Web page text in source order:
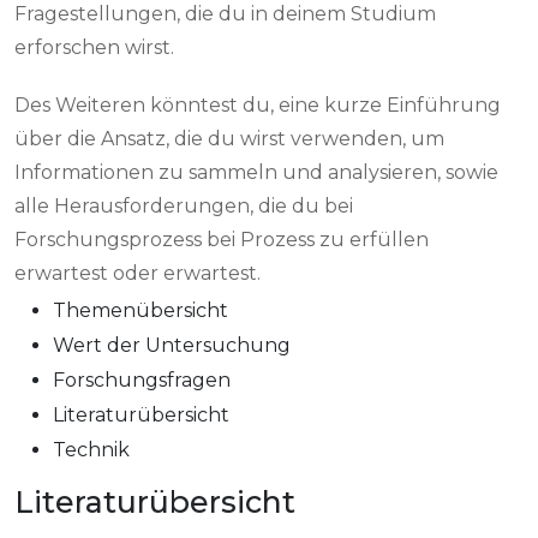
Fragestellungen, die du in deinem Studium
erforschen wirst.
Des Weiteren könntest du, eine kurze Einführung
über die Ansatz, die du wirst verwenden, um
Informationen zu sammeln und analysieren, sowie
alle Herausforderungen, die du bei
Forschungsprozess bei Prozess zu erfüllen
erwartest oder erwartest.
Themenübersicht
Wert der Untersuchung
Forschungsfragen
Literaturübersicht
Technik
Literaturübersicht